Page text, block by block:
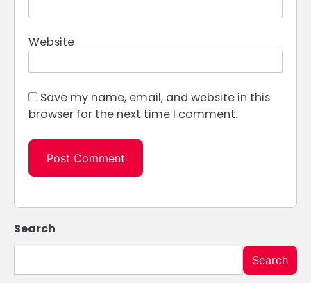
Website
Save my name, email, and website in this
browser for the next time I comment.
Search
Search